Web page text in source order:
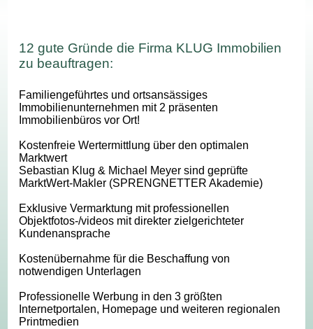
12 gute Gründe die Firma KLUG Immobilien
zu beauftragen:
Familiengeführtes und ortsansässiges
Immobilienunternehmen mit 2 präsenten
Immobilienbüros vor Ort!
Kostenfreie Wertermittlung über den optimalen
Marktwert
Sebastian Klug & Michael Meyer sind geprüfte
MarktWert-Makler (SPRENGNETTER Akademie)
Exklusive Vermarktung mit professionellen
Objektfotos-/videos mit direkter zielgerichteter
Kundenansprache
Kostenübernahme für die Beschaffung von
notwendigen Unterlagen
Professionelle Werbung in den 3 größten
Internetportalen, Homepage und weiteren regionalen
Printmedien